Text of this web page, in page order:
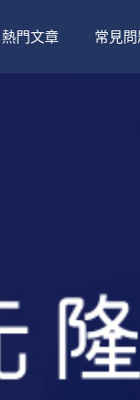
熱門文章 常見問